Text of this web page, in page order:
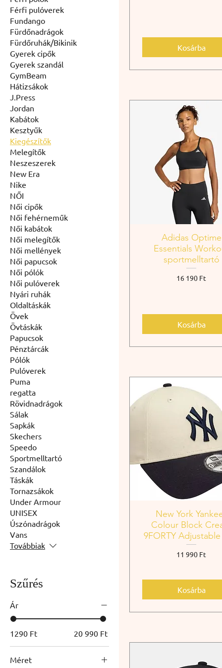
Férfi pulóverek
Fundango
Fürdőnadrágok
Fürdőruhák/Bikinik
Gyerek cipők
Gyerek szandál
GymBeam
Hátizsákok
J.Press
Jordan
Kabátok
Kesztyűk
Kiegészítők
Melegítők
Neszeszerek
New Era
Nike
NŐI
Női cipők
Női fehérneműk
Női kabátok
Női melegítők
Női mellények
Női papucsok
Női pólók
Női pulóverek
Nyári ruhák
Oldaltáskák
Övek
Övtáskák
Papucsok
Pénztárcák
Pólók
Pulóverek
Puma
regatta
Rövidnadrágok
Sálak
Sapkák
Skechers
Speedo
Sportmelltartó
Szandálok
Táskák
Tornazsákok
Under Armour
UNISEX
Úszónadrágok
Vans
Továbbiak
Szűrés
Ár
1290 Ft 20 990 Ft
Méret
Kosárba
Adidas Optime
Essentials
sportmelltartó
Ár
16 190 Ft
Kosárba
New York
Colour Block
9FORTY
Ár
11 990 Ft
Kosárba